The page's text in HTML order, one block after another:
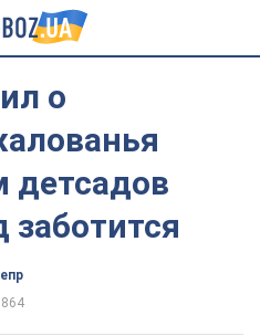
о
детсадов
заботится
864